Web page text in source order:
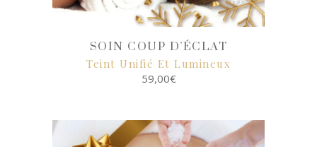
SOIN COUP D’ÉCLAT
Teint Unifié Et Lumineux
59,00€
SELECT
OPTIONS